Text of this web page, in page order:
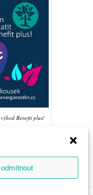
odmítnout
výhod Benefit plus!